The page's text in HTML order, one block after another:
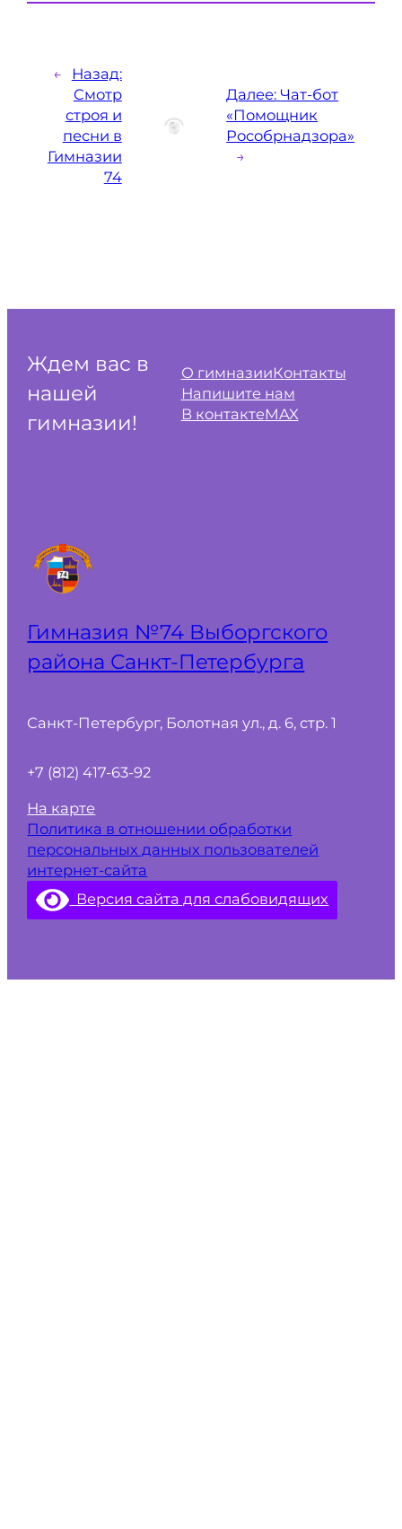
←
Назад:
Cмотр
строя и
песни в
Гимназии
74
Далее: Чат-бот
«Помощник
Рособрнадзора»
→
Ждем вас в
нашей
гимназии!
О гимназииКонтакты
Напишите нам
В контактеMAX
Гимназия №74 Выборгского
района Санкт‑Петербурга
Санкт-Петербург, Болотная ул., д. 6, стр. 1
+7 (812) 417-63-92
На карте
Политика в отношении обработки
персональных данных пользователей
интернет-сайта
Версия сайта для слабовидящих